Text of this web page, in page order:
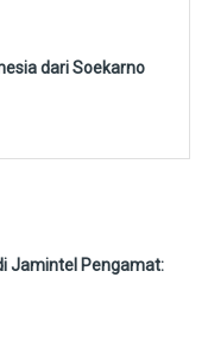
dari Soekarno
Jamintel Pengamat: